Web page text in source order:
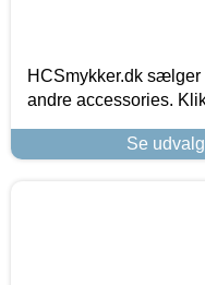
HCSmykker.dk sælger
andre accessories.
Se